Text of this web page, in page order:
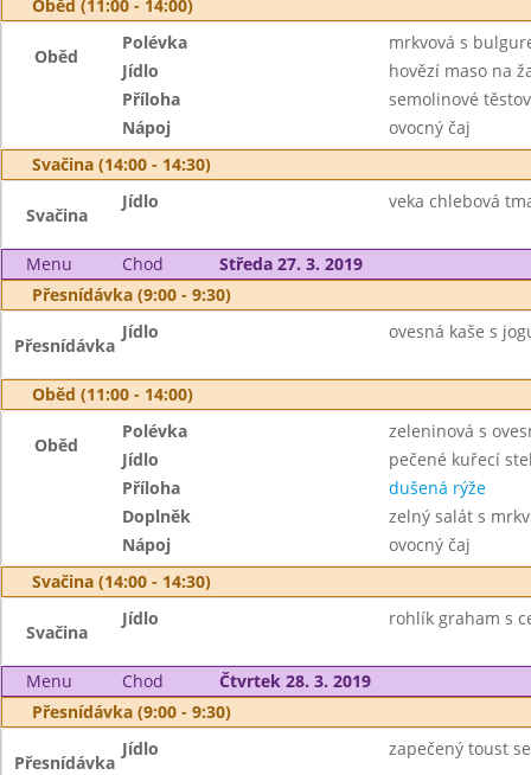
Oběd (11:00 - 14:00)
Oběd
Polévka
mrkvová s
Jídlo
hovězí maso na
Příloha
semolinové
Nápoj
ovocný čaj
Svačina (14:00 - 14:30)
Svačina
Jídlo veka chlebová
Menu Chod
Středa 27. 3. 2019
Přesnídávka (9:00 - 9:30)
Přesnídávka
Jídlo ovesná kaše s
Oběd (11:00 - 14:00)
Oběd
Polévka
zeleninová s
Jídlo
pečené kuřecí
Příloha
dušená rýže
Doplněk
zelný salát s
Nápoj
ovocný čaj
Svačina (14:00 - 14:30)
Svačina
Jídlo rohlík graham s
Menu Chod
Čtvrtek 28. 3. 2019
Přesnídávka (9:00 - 9:30)
Přesnídávka
Jídlo zapečený toust